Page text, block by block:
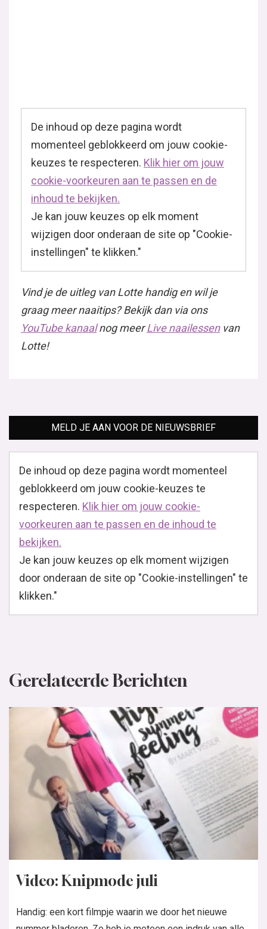
De inhoud op deze pagina wordt
momenteel geblokkeerd om jouw cookie-
keuzes te respecteren. Klik hier om jouw
cookie-voorkeuren aan te passen en de
inhoud te bekijken.
Je kan jouw keuzes op elk moment
wijzigen door onderaan de site op "Cookie-
instellingen" te klikken."
Vind je de uitleg van Lotte handig en wil je
graag meer naaitips? Bekijk dan via ons
YouTube kanaalnog meerLive naailessenvan
Lotte!
MELD JE AAN VOOR DE NIEUWSBRIEF
De inhoud op deze pagina wordt momenteel
geblokkeerd om jouw cookie-keuzes te
respecteren. Klik hier om jouw cookie-
voorkeuren aan te passen en de inhoud te
bekijken.
Je kan jouw keuzes op elk moment wijzigen
door onderaan de site op "Cookie-instellingen" te
klikken."
Gerelateerde Berichten
Video: Knipmode juli
Handig: een kort filmpje waarin we door het nieuwe